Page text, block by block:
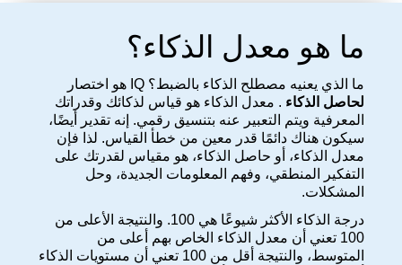
ما هو معدل الذكاء؟
ما الذي يعنيه مصطلح الذكاء بالضبط؟ IQ هو اختصار
لحاصل الذكاء. معدل الذكاء هو قياس لذكائك وقدراتك
المعرفية ويتم التعبير عنه بتنسيق رقمي. إنه تقدير أيضًا،
سيكون هناك دائمًا قدر معين من خطأ القياس. لذا فإن
معدل الذكاء، أو حاصل الذكاء، هو مقياس لقدرتك على
التفكير المنطقي، وفهم المعلومات الجديدة، وحل
المشكلات.
درجة الذكاء الأكثر شيوعًا هي 100. والنتيجة الأعلى من
100 تعني أن معدل الذكاء الخاص بهم أعلى من
المتوسط، والنتيجة أقل من 100 تعني أن مستويات الذكاء